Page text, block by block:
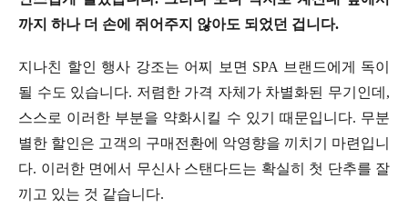
까지 하나 더 손에 쥐어주지 않아도 되었던 겁니다.
지나친 할인 행사 강조는 어찌 보면 SPA 브랜드에게 독이
될 수도 있습니다. 저렴한 가격 자체가 차별화된 무기인데,
스스로 이러한 부분을 약화시킬 수 있기 때문입니다. 무분
별한 할인은 고객의 구매전환에 악영향을 끼치기 마련입니
다. 이러한 면에서 무신사 스탠다드는 확실히 첫 단추를 잘
끼고 있는 것 같습니다.